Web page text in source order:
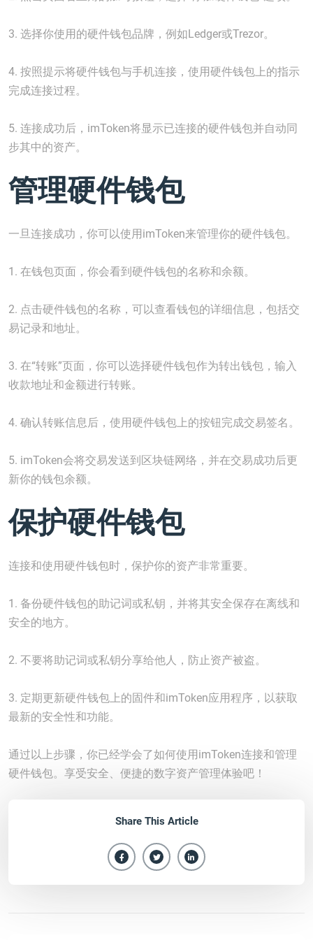
3. 选择你使用的硬件钱包品牌，例如Ledger或Trezor。
4. 按照提示将硬件钱包与手机连接，使用硬件钱包上的指示
完成连接过程。
5. 连接成功后，imToken将显示已连接的硬件钱包并自动同
步其中的资产。
管理硬件钱包
一旦连接成功，你可以使用imToken来管理你的硬件钱包。
1. 在钱包页面，你会看到硬件钱包的名称和余额。
2. 点击硬件钱包的名称，可以查看钱包的详细信息，包括交
易记录和地址。
3. 在“转账”页面，你可以选择硬件钱包作为转出钱包，输入
收款地址和金额进行转账。
4. 确认转账信息后，使用硬件钱包上的按钮完成交易签名。
5. imToken会将交易发送到区块链网络，并在交易成功后更
新你的钱包余额。
保护硬件钱包
连接和使用硬件钱包时，保护你的资产非常重要。
1. 备份硬件钱包的助记词或私钥，并将其安全保存在离线和
安全的地方。
2. 不要将助记词或私钥分享给他人，防止资产被盗。
3. 定期更新硬件钱包上的固件和imToken应用程序，以获取
最新的安全性和功能。
通过以上步骤，你已经学会了如何使用imToken连接和管理
硬件钱包。享受安全、便捷的数字资产管理体验吧！
Share This Article